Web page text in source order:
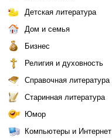
Детская литература
Дом и семья
Бизнес
Религия и духовность
Справочная литература
Старинная литература
Юмор
Компьютеры и Интернет